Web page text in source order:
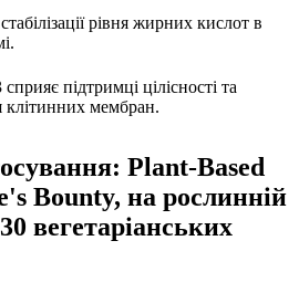
стабілізаціїрівня жирних кислот в
сприяє підтримці цілісності та
клітинних мембран.
Plant-Based
Bounty, на рослинній
вегетаріанських